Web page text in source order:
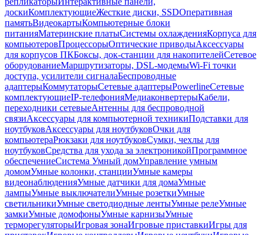
доскиКомплектующиеЖесткие диски, SSDОперативная
памятьВидеокартыКомпьютерные блоки
питанияМатеринские платыСистемы охлажденияКорпуса для
компьютеровПроцессорыОптические приводыАксессуары
для корпусов ПКБоксы, док-станции для накопителейСетевое
оборудованиеМаршрутизаторы, DSL-модемыWi-Fi точки
доступа, усилители сигналаБеспроводные
адаптерыКоммутаторыСетевые адаптерыPowerlineСетевые
комплектующиеIP-телефонияМедиаконвертерыКабели,
переходники сетевыеАнтенны для беспроводной
связиАксессуары для компьютерной техникиПодставки для
ноутбуковАксессуары для ноутбуковОчки для
компьютераРюкзаки для ноутбуковСумки, чехлы для
ноутбуковСредства для ухода за электроникойПрограммное
обеспечениеСистема Умный домУправление умным
домомУмные колонки, станцииУмные камеры
видеонаблюденияУмные датчики для домаУмные
лампыУмные выключателиУмные розеткиУмные
светильникиУмные светодиодные лентыУмные релеУмные
замкиУмные домофоныУмные карнизыУмные
терморегуляторыИгровая зонаИгровые приставкиИгры для